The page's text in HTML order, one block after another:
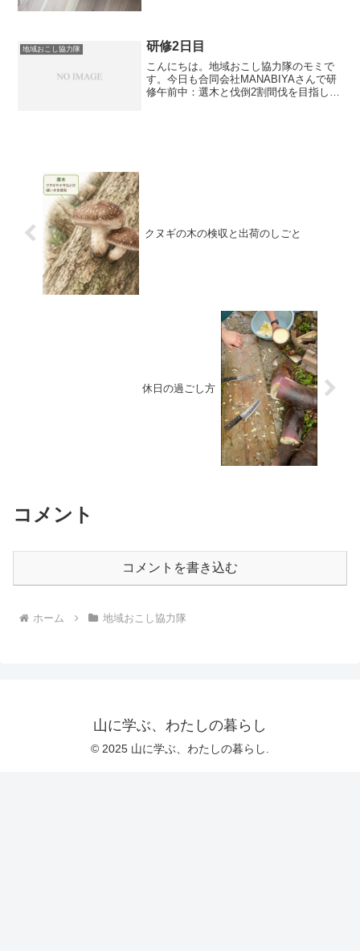
ート...
地域おこし協力隊 研修2日目
こんにちは。地域おこし協力隊のモミで
す。今日も合同会社MANABIYAさんで研
修午前中：選木と伐倒2割間伐を目指した
クヌギの木の検収と出荷のしごと
休日の過ごし方
コメント
コメントを書き込む
ホーム 地域おこし協力隊
山に学ぶ、わたしの暮らし
© 2025 山に学ぶ、わたしの暮らし.